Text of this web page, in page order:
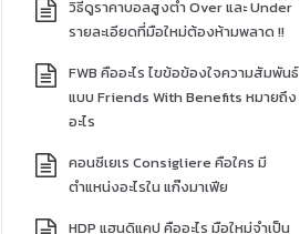
วิธีดูราคาบอลสูงต่ำ Over และ Under
รายละเอียดที่มือใหม่ต้องห้ามพลาด !!
FWB คืออะไร ไขข้อข้องใจความสัมพันธ์
แบบ Friends With Benefits หมายถึง
อะไร
คอนซีเยเร Consigliere คือใคร มี
ตำแหน่งอะไรใน แก๊งมาเฟีย
HDP แฮนดิแคป คืออะไร มือใหม่จำเป็น